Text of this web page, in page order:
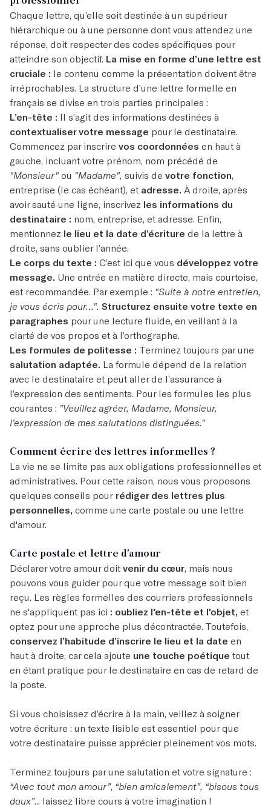
Chaque lettre, qu’elle soit destinée à un supérieur
hiérarchique ou à une personne dont vous attendez une
réponse, doit respecter des codes spécifiques pour
atteindre son objectif. La mise en forme d’une lettre est
cruciale : le contenu comme la présentation doivent être
irréprochables. La structure d’une lettre formelle en
français se divise en trois parties principales :
L’en-tête : Il s’agit des informations destinées à
contextualiser votre message pour le destinataire.
Commencez par inscrire vos coordonnées en haut à
gauche, incluant votre prénom, nom précédé de
"Monsieur" ou "Madame", suivis de votre fonction,
entreprise (le cas échéant), et adresse. À droite, après
avoir sauté une ligne, inscrivez les informations du
destinataire : nom, entreprise, et adresse. Enfin,
mentionnez le lieu et la date d’écriture de la lettre à
droite, sans oublier l’année.
Le corps du texte : C’est ici que vous développez votre
message. Une entrée en matière directe, mais courtoise,
est recommandée. Par exemple : "Suite à notre entretien,
je vous écris pour…". Structurez ensuite votre texte en
paragraphes pour une lecture fluide, en veillant à la
clarté de vos propos et à l’orthographe.
Les formules de politesse : Terminez toujours par une
salutation adaptée. La formule dépend de la relation
avec le destinataire et peut aller de l’assurance à
l’expression des sentiments. Pour les formules les plus
courantes : "Veuillez agréer, Madame, Monsieur,
l’expression de mes salutations distinguées."
Comment écrire des lettres informelles ?
La vie ne se limite pas aux obligations professionnelles et
administratives. Pour cette raison, nous vous proposons
quelques conseils pour rédiger des lettres plus
personnelles, comme une carte postale ou une lettre
d'amour.
Carte postale et lettre d'amour
Déclarer votre amour doit venir du cœur, mais nous
pouvons vous guider pour que votre message soit bien
reçu. Les règles formelles des courriers professionnels
ne s'appliquent pas ici : oubliez l'en-tête et l'objet, et
optez pour une approche plus décontractée. Toutefois,
conservez l’habitude d’inscrire le lieu et la date en
haut à droite, car cela ajoute une touche poétique tout
en étant pratique pour le destinataire en cas de retard de
la poste.
Si vous choisissez d’écrire à la main, veillez à soigner
votre écriture : un texte lisible est essentiel pour que
votre destinataire puisse apprécier pleinement vos mots.
Terminez toujours par une salutation et votre signature :
“Avec tout mon amour”, “bien amicalement”, “bisous tous
doux”... laissez libre cours à votre imagination !